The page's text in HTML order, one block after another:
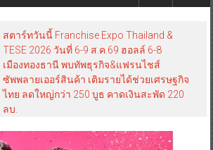
สตาร์ทวันนี้ Franchise Expo Thailand &
TESE 2026 วันที่ 6-9 ส.ค.69 ฮอลล์ 6-8
เมืองทองธานี พบทัพธุรกิจ&แฟรนไชส์
ซัพพลายเออร์สินค้า เติมรายได้ช่วยเศรษฐกิจ
ไทย ลดใหญ่กว่า 250 บูธ คาดเงินสะพัด 220
ลบ.